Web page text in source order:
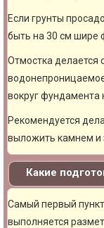
Если грунты
быть на 30 см шире
Отмостка делается
вокруг фундамента
Рекомендуется
выложить камнем и
Какие
Самый первый
выполняется